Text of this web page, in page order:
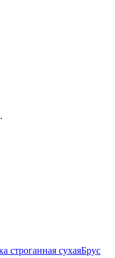
строганная сухаяБрус